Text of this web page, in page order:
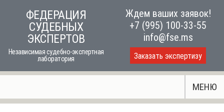
ФЕДЕРАЦИЯ
СУДЕБНЫХ
ЭКСПЕРТОВ
Независимая судебно-экспертная
лаборатория
Ждем ваших заявок!
+7 (995) 100-33-55
info@fse.ms
Заказать экспертизу
МЕНЮ